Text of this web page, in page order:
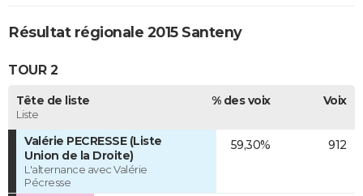
Résultat régionale 2015 Santeny
TOUR 2
Tête de liste
Liste
% des voix Voix
Valérie PECRESSE (Liste
Union de la Droite)
L'alternance avec Valérie
Pécresse
59,30% 912